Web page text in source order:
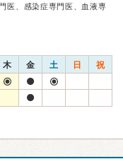
医、感染症専門医、血液専
木 金 土 日 祝